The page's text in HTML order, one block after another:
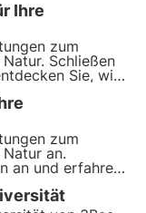
Ihre
zum
Schließen
Sie, wie
Zukunft für
schaffen.
zum
an.
an und erfahren
Zukunft für